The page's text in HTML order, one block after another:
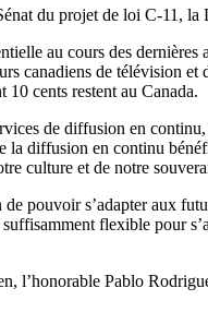
du projet de loi C-11,
au cours des
canadiens de télévision
cents restent au Canada.
de diffusion en
la diffusion en continu
culture et de notre
pouvoir s’adapter aux
flexible pour
Pablo